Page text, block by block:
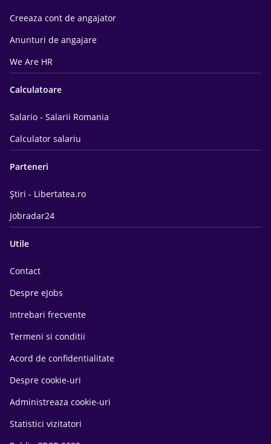
Creeaza cont de angajator
Anunturi de angajare
We Are HR
Calculatoare
Salario - Salarii Romania
Calculator salariu
Parteneri
Știri - Libertatea.ro
Jobradar24
Utile
Contact
Despre eJobs
Intrebari frecvente
Termeni si conditii
Acord de confidentialitate
Despre cookie-uri
Administreaza cookie-uri
Statistici vizitatori